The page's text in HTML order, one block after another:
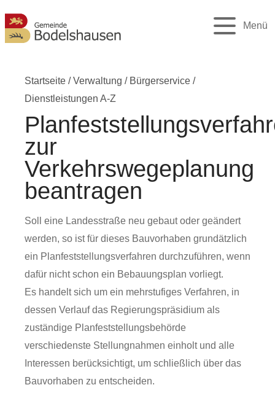
Menü
Startseite /Verwaltung / Bürgerservice /
Dienstleistungen A-Z
zur
Verkehrswegeplanung
beantragen
Soll eine Landesstraße neu gebaut oder geändert
werden, so ist für dieses Bauvorhaben grundätzlich
ein Planfeststellungsverfahren durchzuführen, wenn
dafür nicht schon ein Bebauungsplan vorliegt.
Es handelt sich um ein mehrstufiges Verfahren, in
dessen Verlauf das Regierungspräsidium als
zuständige Planfeststellungsbehörde
verschiedenste Stellungnahmen einholt und alle
Interessen berücksichtigt, um schließlich über das
Bauvorhaben zu entscheiden.